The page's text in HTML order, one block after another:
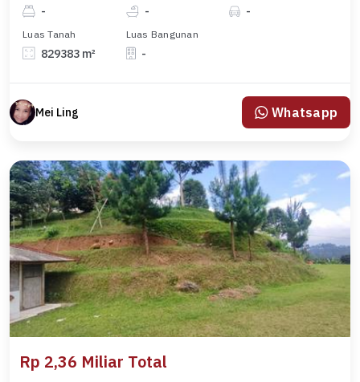
- - -
Luas Tanah
829383 m²
Luas Bangunan
-
Mei Ling Whatsapp
Rp 2,36 Miliar Total